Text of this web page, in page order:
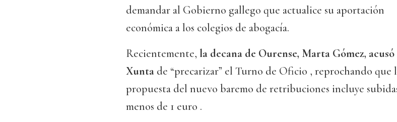
demandar al Gobierno gallego que actualice su aportación
económica a los colegios de abogacía.
Recientemente, la decana de Ourense, Marta Gómez, acusó
Xunta de “precarizar” el Turno de Oficio , reprochando que
propuesta del nuevo baremo de retribuciones incluye
menos de 1 euro .